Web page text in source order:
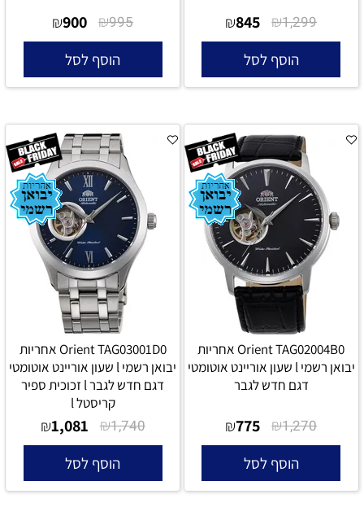
₪1,299
₪845
הוסף לסל
₪995
₪900
הוסף לסל
Orient TAG02004B0 אחריות
יבואן רשמי l שעון אוריינט אוטומטי
דגם חדש לגבר
₪1,270
₪775
הוסף לסל
Orient TAG03001D0 אחריות
יבואן רשמי l שעון אוריינט אוטומטי
דגם חדש לגבר l זכוכית ספיר
קריסטל l
₪1,740
₪1,081
הוסף לסל